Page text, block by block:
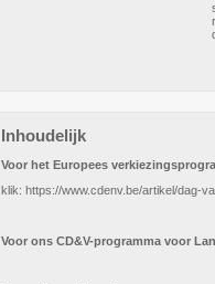
Inhoudelijk
Voor het Europees
klik: https://www.cdenv.be/artikel/dag-
Voor ons CD&V-programma voor